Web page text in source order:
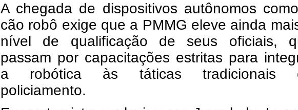
A chegada de dispositivos autônomos
cão robô exige que a PMMG eleve ainda
nível de qualificação de seus oficiais,
passam por capacitações estritas para
a robótica às táticas tradicionais
policiamento.